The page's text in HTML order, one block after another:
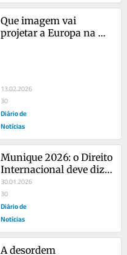
Que imagem vai
projetar a Europa na
13.02.2026
30
Diário de
Notícias
Munique 2026: o Direito
Internacional deve dizer
não à força bruta
30.01.2026
30
Diário de
Notícias
A desordem